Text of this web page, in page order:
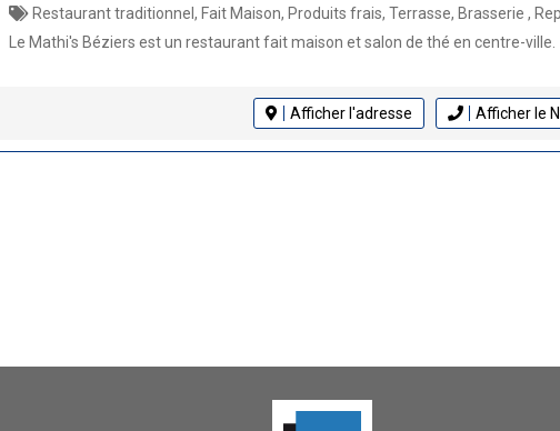
Restaurant traditionnel, Fait Maison, Produits frais, Terrasse, Brasserie , Repas de groupe, Animaux bienvenus, Salon de thé, Cuisine française,
Le Mathi's Béziers est un restaurant fait maison et salon de thé en centre-ville.
Afficher l'adresse Afficher le